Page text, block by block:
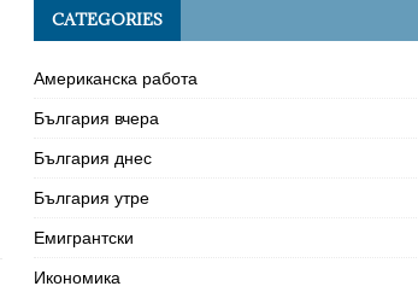
CATEGORIES
Американска работа
България вчера
България днес
България утре
Емигрантски
Икономика